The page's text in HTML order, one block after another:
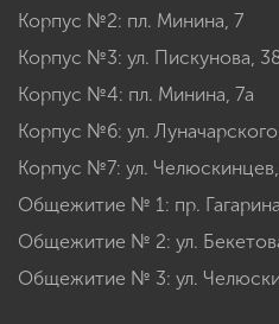
Корпус №2: пл. Минина, 7
Корпус №3: ул. Пискунова,
Корпус №4: пл. Минина, 7а
Корпус №6: ул.
Корпус №7: ул.
Общежитие № 1: пр.
Общежитие № 2: ул.
Общежитие № 3: ул.